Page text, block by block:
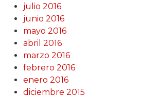
julio 2016
junio 2016
mayo 2016
abril 2016
marzo 2016
febrero 2016
enero 2016
diciembre 2015